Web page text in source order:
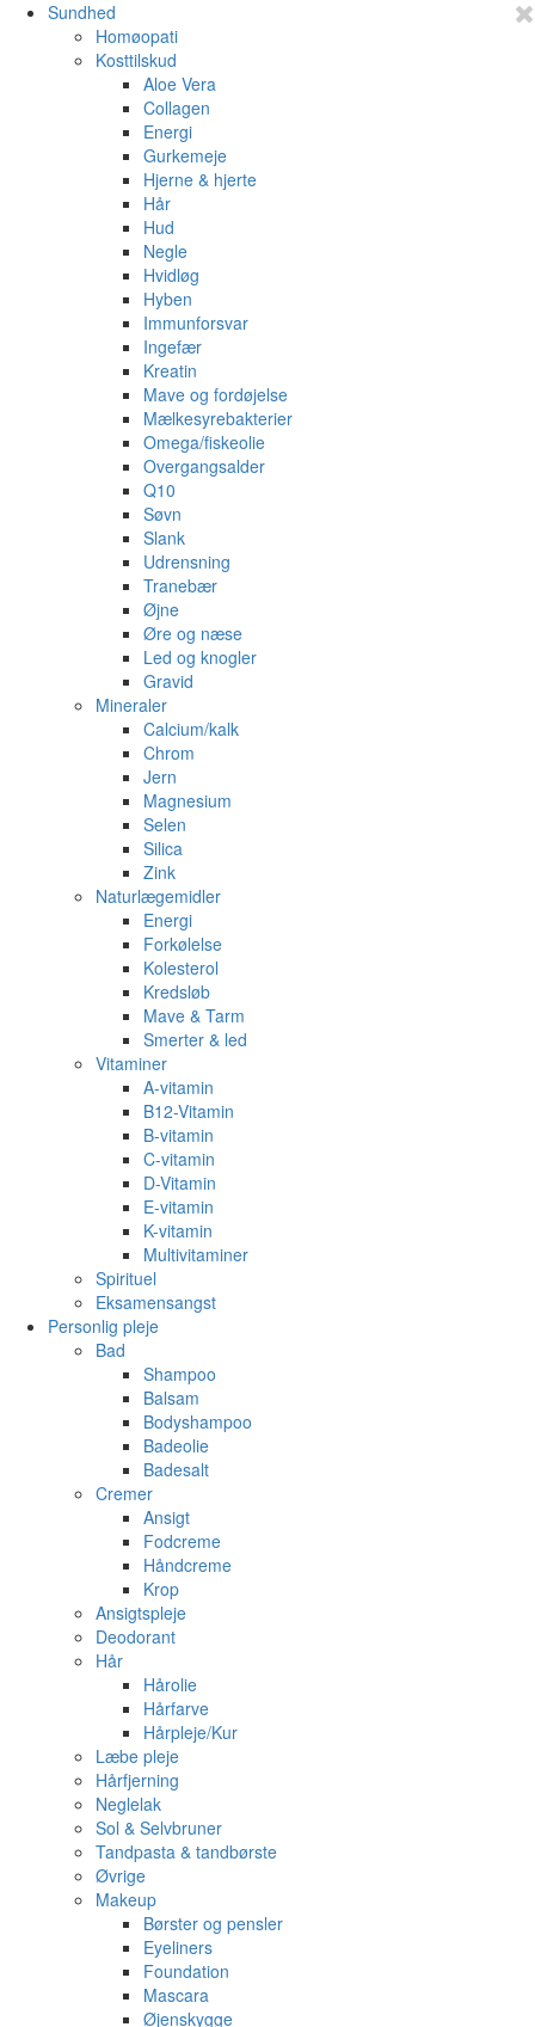
Sundhed
Homøopati
Kosttilskud
Aloe Vera
Collagen
Energi
Gurkemeje
Hjerne & hjerte
Hår
Hud
Negle
Hvidløg
Hyben
Immunforsvar
Ingefær
Kreatin
Mave og fordøjelse
Mælkesyrebakterier
Omega/fiskeolie
Overgangsalder
Q10
Søvn
Slank
Udrensning
Tranebær
Øjne
Øre og næse
Led og knogler
Gravid
Mineraler
Calcium/kalk
Chrom
Jern
Magnesium
Selen
Silica
Zink
Naturlægemidler
Energi
Forkølelse
Kolesterol
Kredsløb
Mave & Tarm
Smerter & led
Vitaminer
A-vitamin
B12-Vitamin
B-vitamin
C-vitamin
D-Vitamin
E-vitamin
K-vitamin
Multivitaminer
Spirituel
Eksamensangst
Personlig pleje
Bad
Shampoo
Balsam
Bodyshampoo
Badeolie
Badesalt
Cremer
Ansigt
Fodcreme
Håndcreme
Krop
Ansigtspleje
Deodorant
Hår
Hårolie
Hårfarve
Hårpleje/Kur
Læbe pleje
Hårfjerning
Neglelak
Sol & Selvbruner
Tandpasta & tandbørste
Øvrige
Makeup
Børster og pensler
Eyeliners
Foundation
Mascara
Øjenskygge